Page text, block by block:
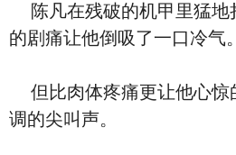
陈凡在残破的机甲里猛地
的剧痛让他倒吸了一口冷气。
但比肉体疼痛更让他心惊
调的尖叫声。